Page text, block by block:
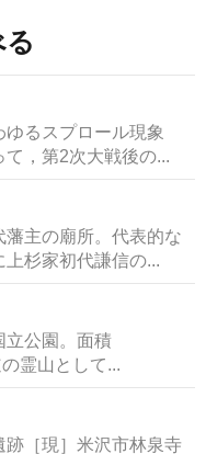
るスプロール現象
，第2次大戦後の...
主の廟所。代表的な
杉家初代謙信の...
立公園。面積
霊山として...
［現］米沢市林泉寺